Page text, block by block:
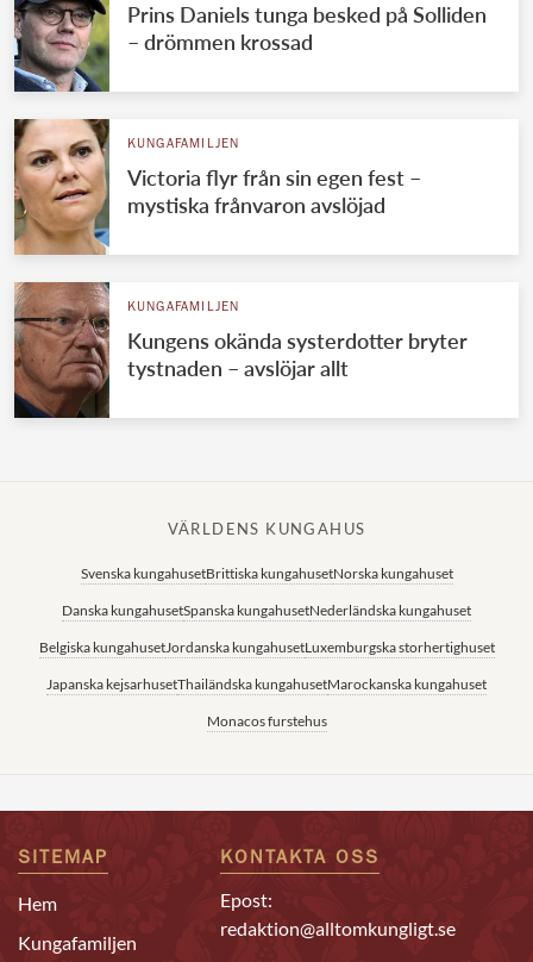
Prins Daniels tunga besked på Solliden
– drömmen krossad
KUNGAFAMILJEN
Victoria flyr från sin egen fest –
mystiska frånvaron avslöjad
KUNGAFAMILJEN
Kungens okända systerdotter bryter
tystnaden – avslöjar allt
VÄRLDENS KUNGAHUS
Svenska kungahusetBrittiska kungahusetNorska kungahuset
Danska kungahusetSpanska kungahusetNederländska kungahuset
Belgiska kungahusetJordanska kungahusetLuxemburgska storhertighuset
Japanska kejsarhusetThailändska kungahusetMarockanska kungahuset
Monacos furstehus
SITEMAP
Hem
Kungafamiljen
KONTAKTA OSS
Epost:
redaktion@alltomkungligt.se